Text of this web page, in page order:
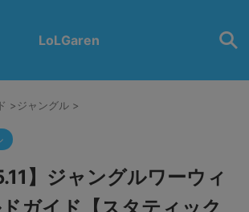
LoLGaren
> ジャングル >
】ジャングルワーウィ